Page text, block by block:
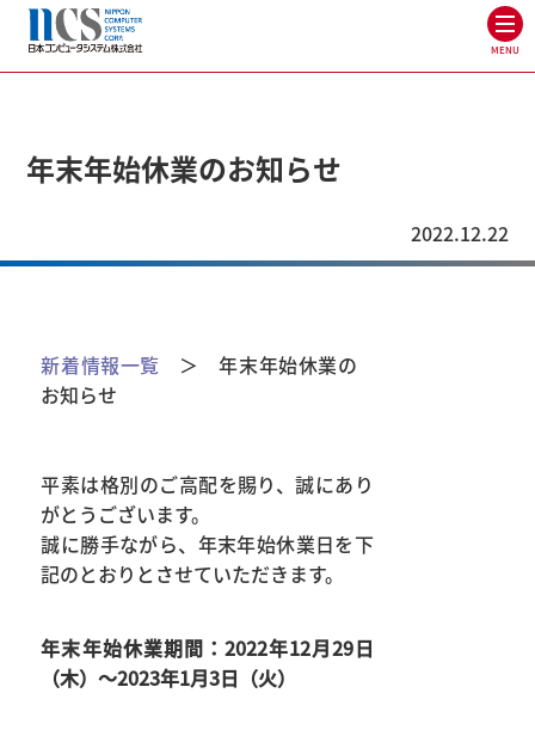
MENU
年末年始休業のお知らせ
2022.12.22
新着情報一覧 ＞ 年末年始休業の
お知らせ
平素は格別のご高配を賜り、誠にあり
がとうございます。
誠に勝手ながら、年末年始休業日を下
記のとおりとさせていただきます。
年末年始休業期間：2022年12月29日
（木）～2023年1月3日（火）